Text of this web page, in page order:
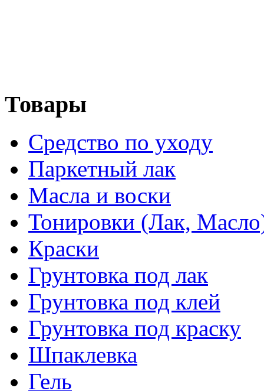
Товары
Средство по уходу
Паркетный лак
Масла и воски
Тонировки (Лак,
Краски
Грунтовка под лак
Грунтовка под клей
Грунтовка под краску
Шпаклевка
Гель